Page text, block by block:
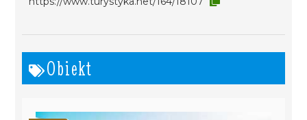
Obiekt